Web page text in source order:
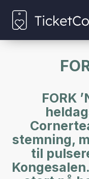
FORK
stemning,
til